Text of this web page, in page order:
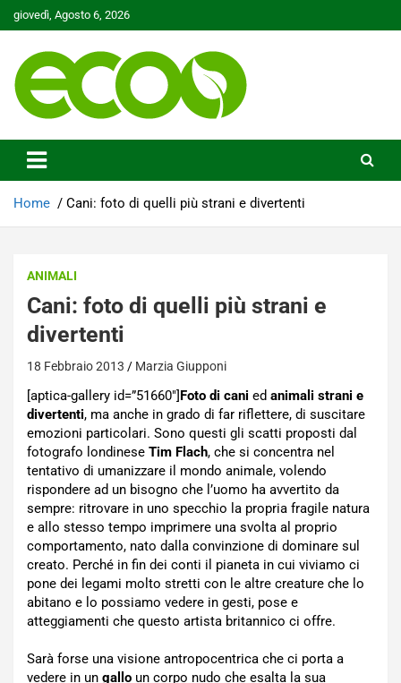
Skip
to
giovedì, Agosto 6, 2026
Ecoo.it
Home Cani: foto di quelli più strani e divertenti
ANIMALI
Cani: foto di quelli più strani e
divertenti
18 Febbraio 2013 Marzia Giupponi
[aptica-gallery id=”51660″]Foto di cani ed animali strani e
divertenti, ma anche in grado di far riflettere, di suscitare
emozioni particolari. Sono questi gli scatti proposti dal
fotografo londinese Tim Flach, che si concentra nel
tentativo di umanizzare il mondo animale, volendo
rispondere ad un bisogno che l’uomo ha avvertito da
sempre: ritrovare in uno specchio la propria fragile natura
e allo stesso tempo imprimere una svolta al proprio
comportamento, nato dalla convinzione di dominare sul
creato. Perché in fin dei conti il pianeta in cui viviamo ci
pone dei legami molto stretti con le altre creature che lo
abitano e lo possiamo vedere in gesti, pose e
atteggiamenti che questo artista britannico ci offre.
Sarà forse una visione antropocentrica che ci porta a
vedere in un gallo un corpo nudo che esalta la sua